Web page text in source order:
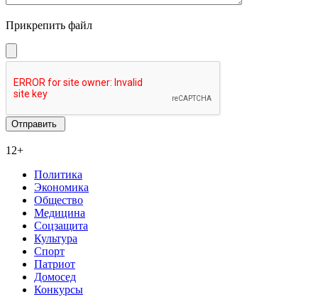
Прикрепить файл
12+
Политика
Экономика
Общество
Медицина
Соцзащита
Культура
Спорт
Патриот
Домосед
Конкурсы